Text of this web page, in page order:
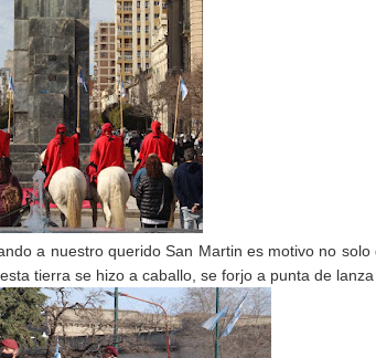
a nuestro querido San Martin es motivo no
tierra se hizo a caballo, se forjo a punta de lanza